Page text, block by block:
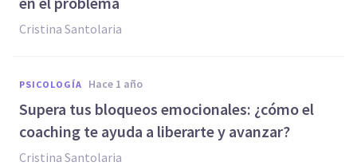
Cristina Santolaria
PSICOLOGÍA hace 1 año
Supera tus bloqueos emocionales: ¿cómo el
coaching te ayuda a liberarte y avanzar?
Cristina Santolaria